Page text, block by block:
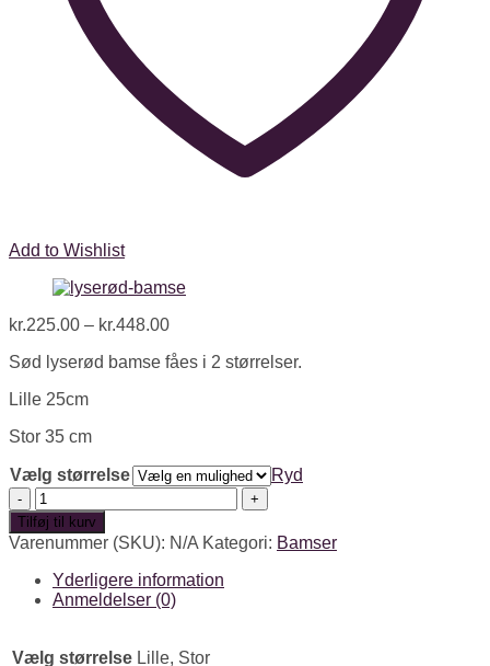
Add to Wishlist
kr.225.00 – kr.448.00
Sød lyserød bamse fåes i 2 størrelser.
Lille 25cm
Stor 35 cm
Vælg størrelse
Ryd
Josefine
-
Lyserød
bamse
uden
rose
antal
Tilføj til kurv
Varenummer (SKU): N/A Kategori: Bamser
Yderligere information
Anmeldelser (0)
Vælg størrelse Lille, Stor